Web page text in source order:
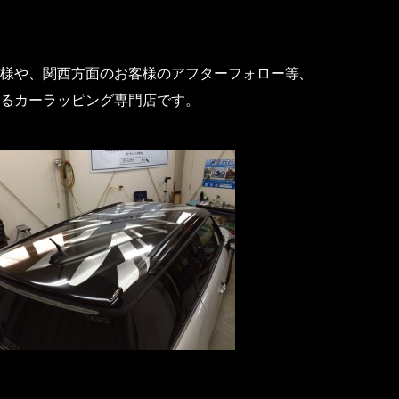
や、関西方面のお客様のアフターフォロー等、
カーラッピング専門店です。